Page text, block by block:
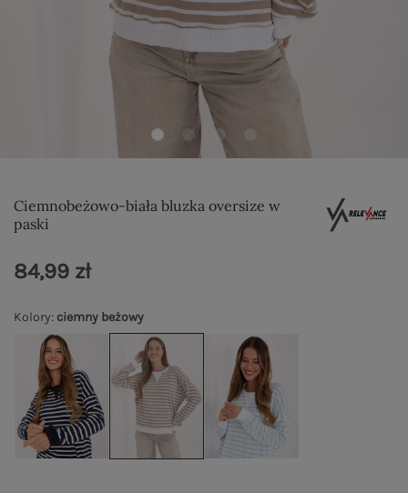
Ciemnobeżowo-biała bluzka oversize w
paski
Kolory: ciemny beżowy
84,99 zł